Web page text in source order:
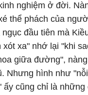
nghiệm ở đời.
thể phách của
đầu tiên mà
xa" nhớ lại "khi
giữa đường",
Nhưng hình như
ấy cũng chỉ là